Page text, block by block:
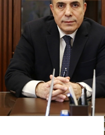
19